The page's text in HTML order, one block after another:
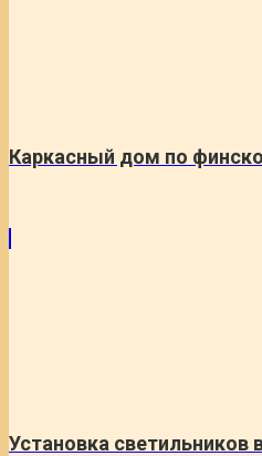
Каркасный дом по
Установка светильников